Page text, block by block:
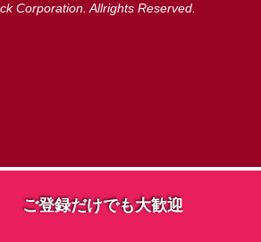
Corporation. Allrights Reserved.
ご登録だけでも大歓迎
ご登録だけでも大歓迎